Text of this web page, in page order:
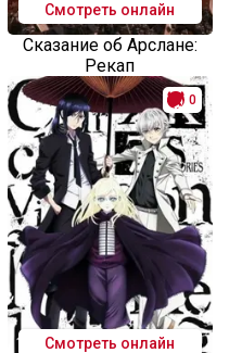
Смотреть онлайн
Сказание об Арслане:
Рекап
0
Смотреть онлайн